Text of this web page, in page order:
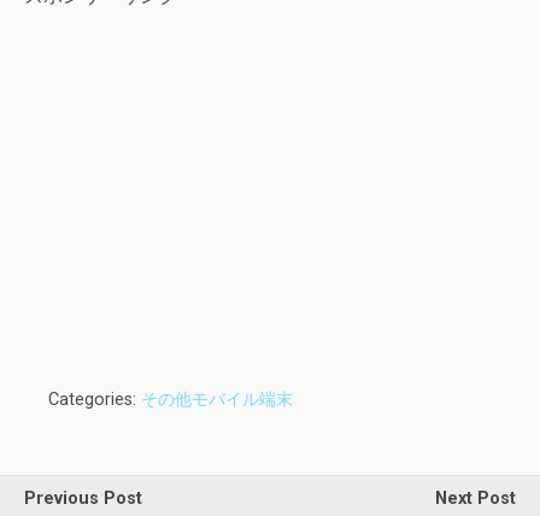
Categories: その他モバイル端末
Previous Post
Next Post